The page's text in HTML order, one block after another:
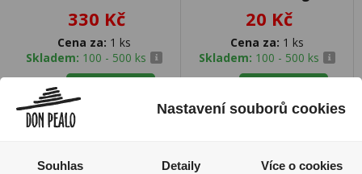
330 Kč
Cena za: 1 ks
Skladem: 100 - 500 ks
20 Kč
Cena za: 1 ks
Skladem: 100 - 500 ks
Nastavení souborů cookies
Souhlas Detaily Více o cookies